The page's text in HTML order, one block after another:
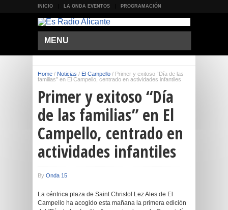
INICIO LA ONDA EVENTOS PROGRAMACIÓN
MENU
Home / Noticias / El Campello / Primer y exitoso “Día de las
familias” en El Campello, centrado en actividades infantiles
Primer y exitoso “Día
de las familias” en El
Campello, centrado en
actividades infantiles
By Onda 15
La céntrica plaza de Saint Christol Lez Ales de El
Campello ha acogido esta mañana la primera edición